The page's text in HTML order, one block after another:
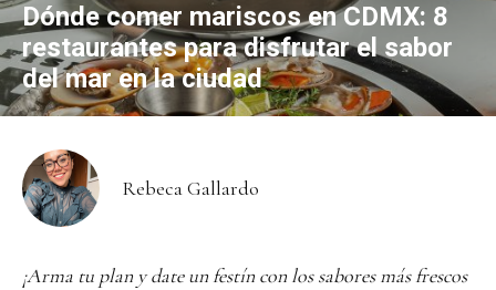
Dónde comer mariscos en CDMX: 8
restaurantes para disfrutar el sabor
del mar en la ciudad
Rebeca Gallardo
¡Arma tu plan y date un festín con los sabores más frescos